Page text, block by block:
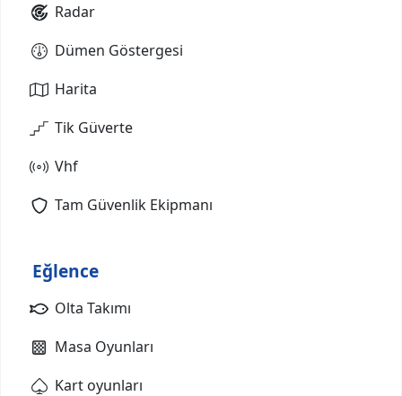
Radar
Dümen Göstergesi
Harita
Tik Güverte
Vhf
Tam Güvenlik Ekipmanı
Eğlence
Olta Takımı
Masa Oyunları
Kart oyunları